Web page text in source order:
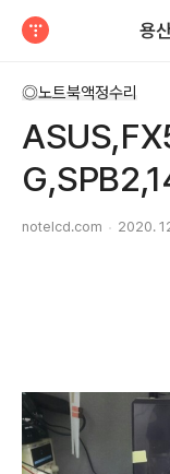
용
◎노트북액정수리
notelcd.com 2020.